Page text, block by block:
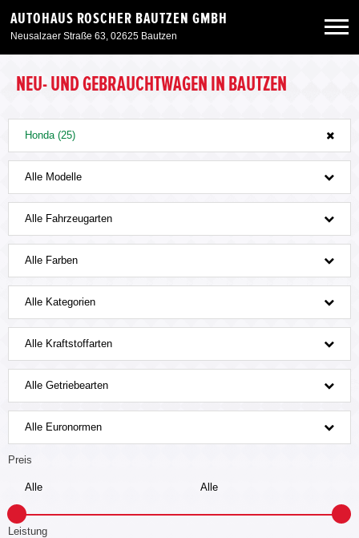
AUTOHAUS ROSCHER BAUTZEN GMBH
Neusalzaer Straße 63, 02625 Bautzen
Neuwagen
Gebrauchtwagen
Angebote
Service & Zubehör
NEU- UND GEBRAUCHTWAGEN IN BAUTZEN
Honda (25)
Alle Modelle
Alle Fahrzeugarten
Alle Farben
Alle Kategorien
Alle Kraftstoffarten
Alle Getriebearten
Alle Euronormen
Preis
Leistung